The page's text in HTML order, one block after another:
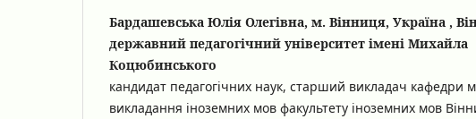
Бардашевська Юлія Олегівна, м. Вінниця, Україна ,
державний педагогічний університет імені Михайла
Коцюбинського
кандидат педагогічних наук, старший викладач кафедри
викладання іноземних мов факультету іноземних мов